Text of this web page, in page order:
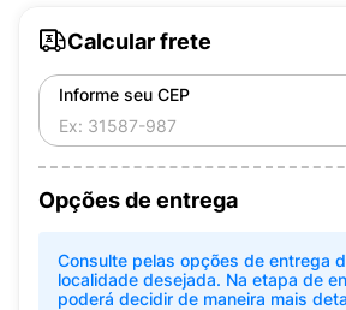
Calcular frete
Informe seu CEP
Opções de entrega
Consulte pelas opções de entrega
localidade desejada. Na etapa de
poderá decidir de maneira mais